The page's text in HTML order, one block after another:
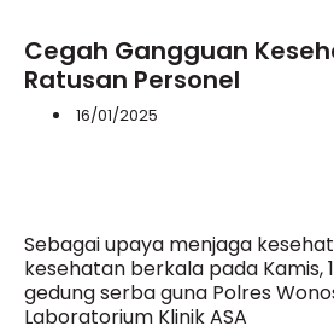
Cegah Gangguan
Ratusan Personel
16/01/2025
Sebagai upaya menjaga
kesehatan berkala pada Kamis,
gedung serba guna Polres
Laboratorium Klinik ASA